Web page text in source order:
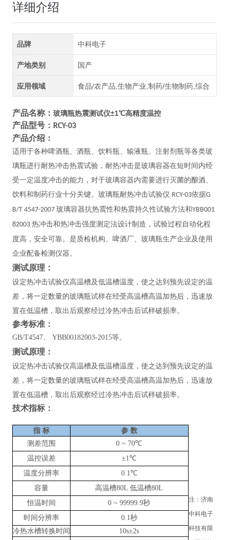
详细介绍
品牌 中科电子
产地类别 国产
应用领域 食品/农产品,生物产业,制药/生物制药,综合
产品名称： 玻璃瓶热震测试仪±1℃高精度温控
产品型号： RCY-03
产品介绍：
适用于各种啤酒瓶、酒瓶、饮料瓶、输液瓶、注射剂瓶等各类玻
璃瓶进行耐热冲击热震试验，耐热冲击是玻璃容器在短时间内经
受一定温度冲击的能力，对于玻璃容器内需要进行灭菌的酿酒、
饮料和制药行业十分关键。玻璃瓶耐热冲击试验仪 RCY-03依据G
B/T 4547-2007 玻璃容器抗热震性和热震持久性试验方法和YBB001
82003 热冲击和热冲击强度测定法设计制造，试验过程自动化程
度高，安全可靠。是质检机构、啤酒厂、玻璃瓶生产企业及使用
企业配备检测仪器。
测试原理：
设定热冲击试验仪高温槽及低温槽温度，使之达到预先设定的温
差，将一定数量的玻璃瓶试样在经受高温槽高温加热后，迅速放
置在低温槽，取出后观察经过冷热冲击后试样破损率。
参考标准：
GB/T4547、 YBB00182003-2015等。
测试原理：
设定热冲击试验仪高温槽及低温槽温度，使之达到预先设定的温
差，将一定数量的玻璃瓶试样在经受高温槽高温加热后，迅速放
置在低温槽，取出后观察经过冷热冲击后试样破损率。
技术指标：
指 标 参 数
测差范围
0 ~ 70℃
温控误差
±1℃
温度分辨率
0.1℃
容量
高温槽80L 低温槽80L
恒温时间
0 ~99999.9秒
时间分辨率
0.1秒
冷热水槽转换时间
10s±2s
注：济南
中科电子
科技有限